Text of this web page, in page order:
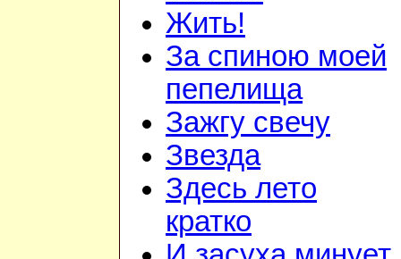
Жить!
За спиною моей
пепелища
Зажгу свечу
Звезда
Здесь лето
кратко